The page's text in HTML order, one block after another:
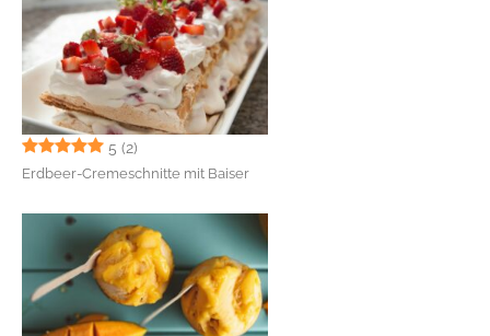
5 (2)
Erdbeer-Cremeschnitte mit Baiser